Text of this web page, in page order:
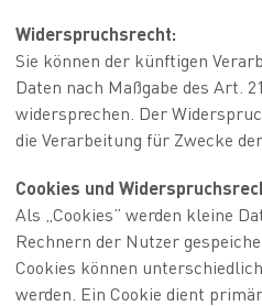
Widerspruchsrecht:
Sie können der künftigen
Daten nach Maßgabe des Art.
widersprechen. Der
die Verarbeitung für Zwecke
Cookies und
Als „Cookies” werden kleine
Rechnern der Nutzer
Cookies können
werden. Ein Cookie dient